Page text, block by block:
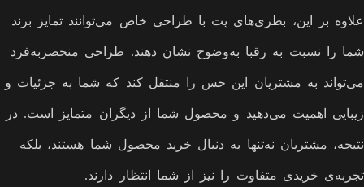
علاوه بر این، بطری‌های پت با طراحی خاص می‌توانند تمایز برند
شما را نسبت به رقبا به‌وضوح نشان دهند. طراحی منحصربه‌فرد
می‌تواند به مشتریان این حس را منتقل کند که شما به جزئیات و
زیبایی اهمیت می‌دهید و محصول شما از دیگران متمایز است. در
نتیجه، مشتریان نه‌تنها به دنبال خرید محصول شما هستند، بلکه
تجربه‌ی خریدی متفاوت را نیز از شما انتظار دارند.